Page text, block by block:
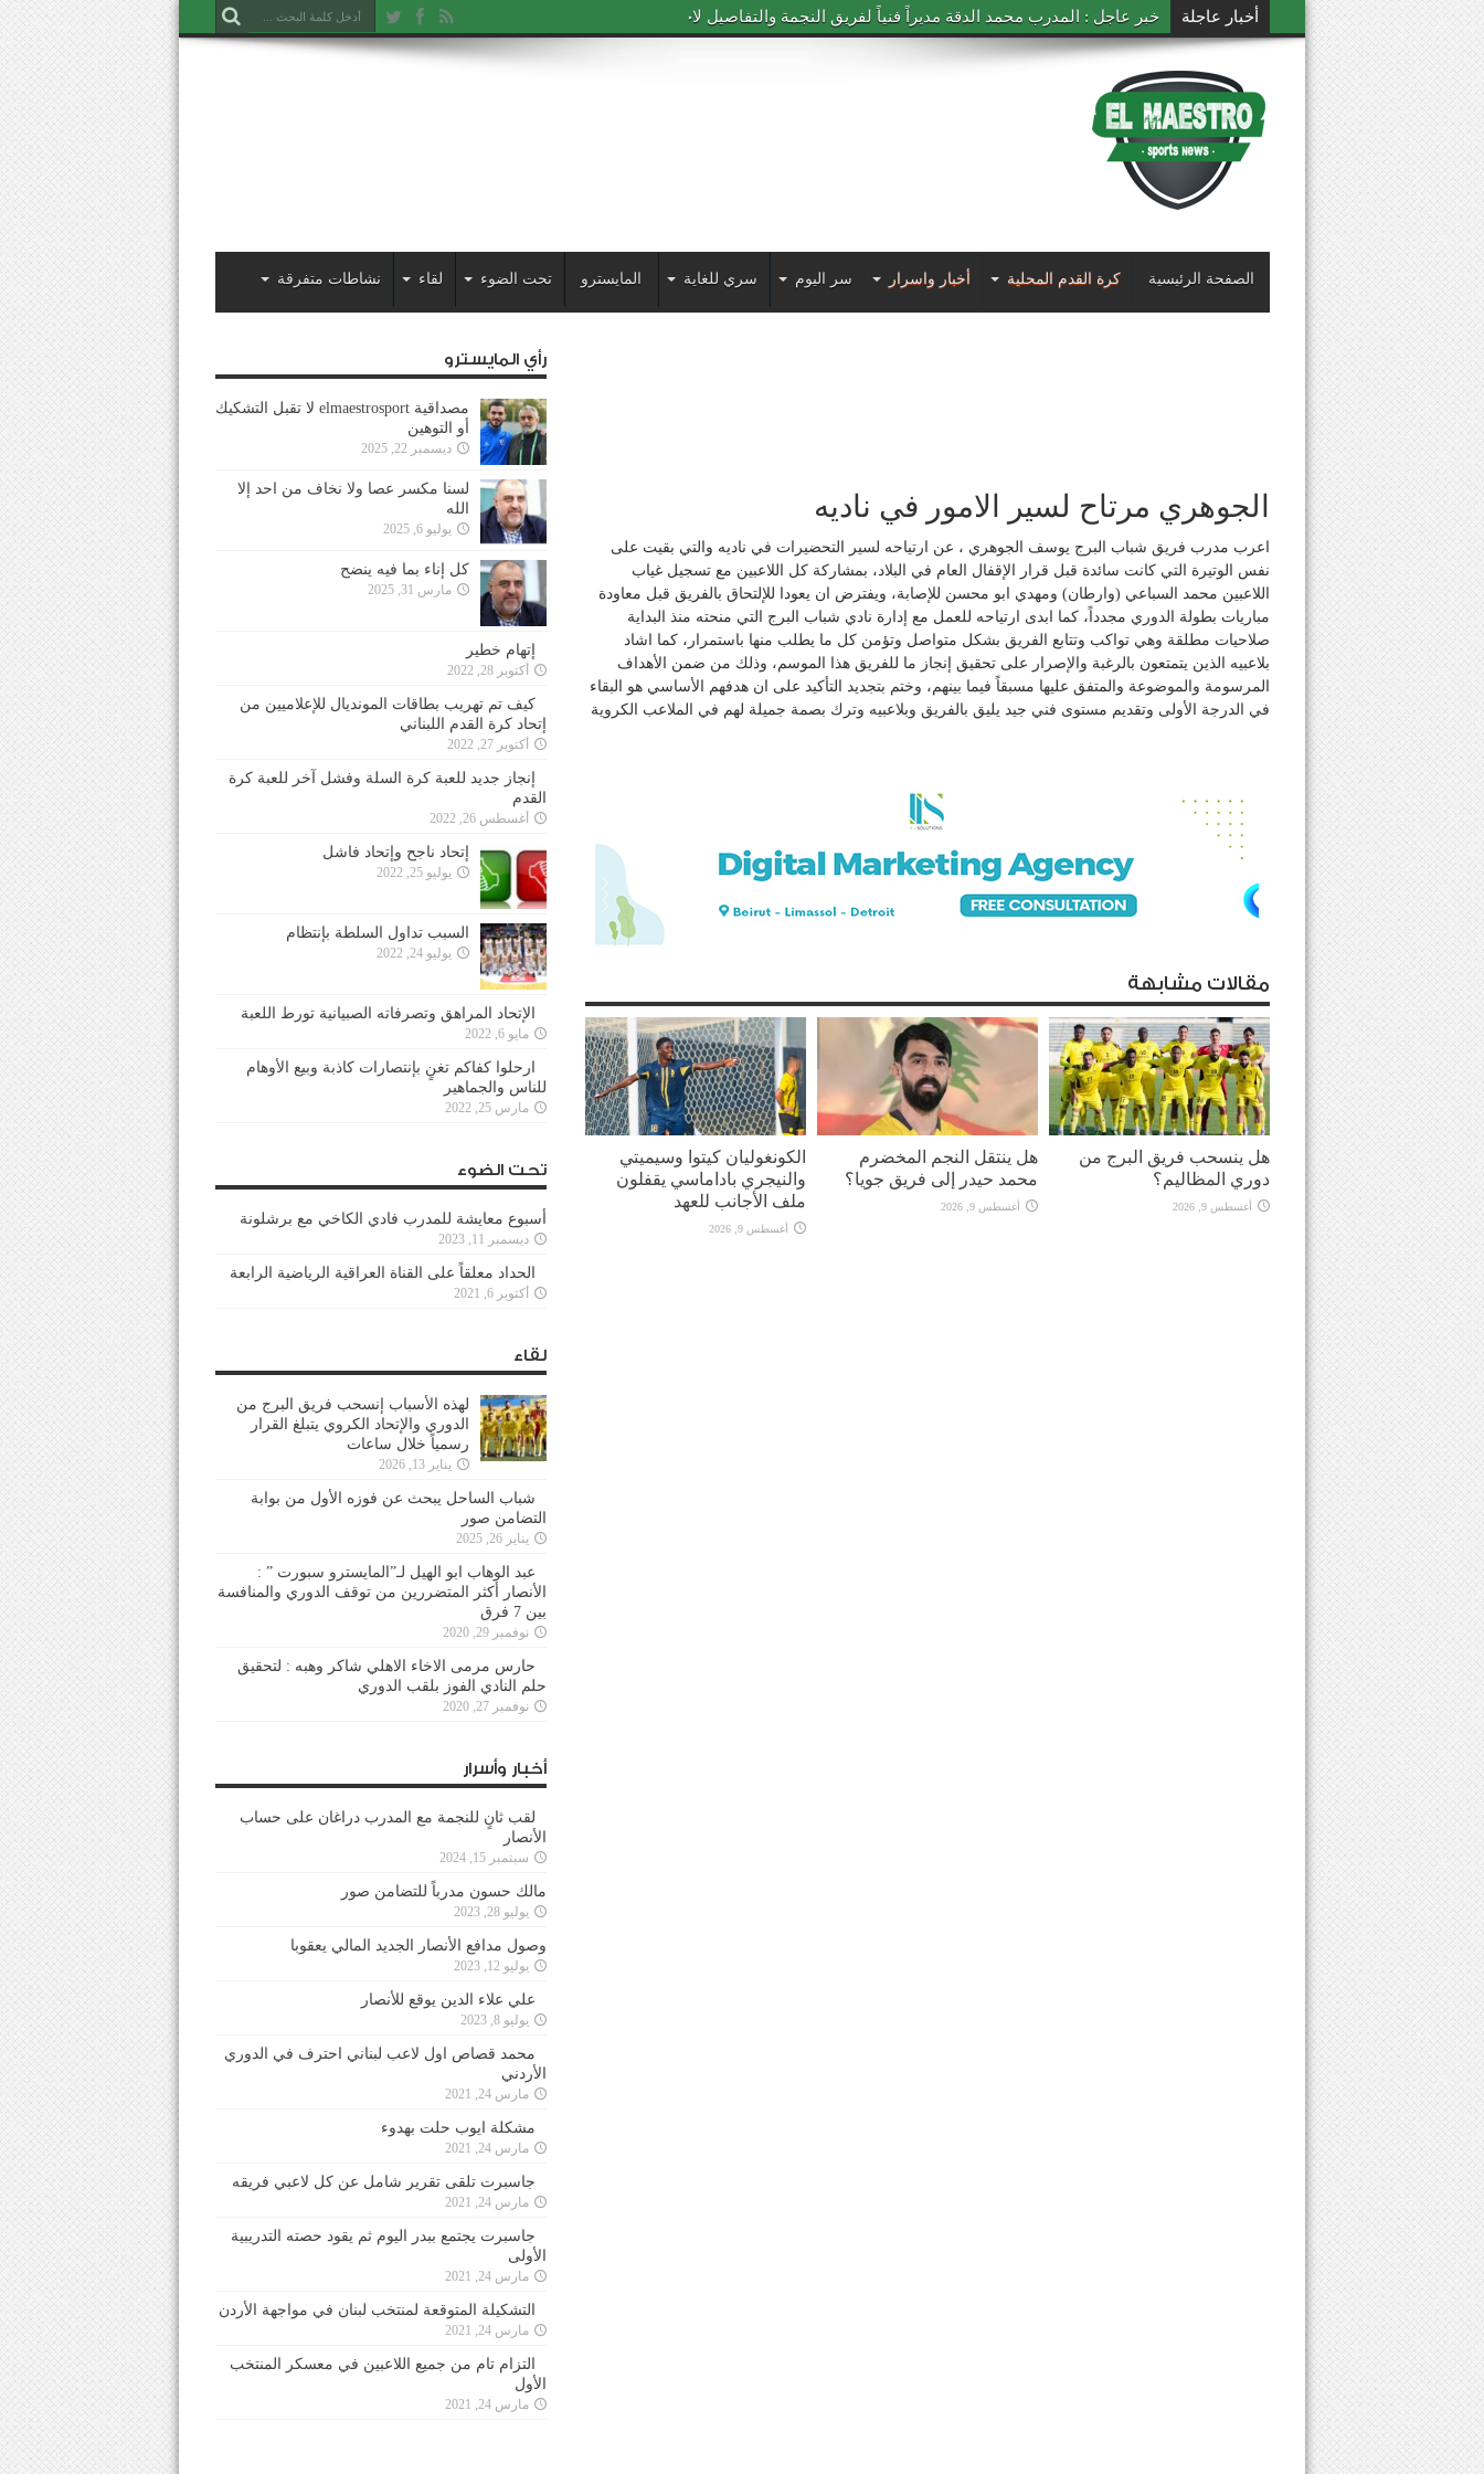
أخبار عاجلة خبر عاجل : المدرب محمد الدقة مديراً فنياً لفريق النجمة والتفاصيل لاحقاً
الصفحة الرئيسية كرة القدم المحلية أخبار واسرار سر اليوم سري للغاية المايسترو تحت الضوء لقاء نشاطات متفرقة
الجوهري مرتاح لسير الامور في ناديه
اعرب مدرب فريق شباب البرج يوسف الجوهري ، عن ارتياحه لسير التحضيرات في ناديه والتي بقيت على
نفس الوتيرة التي كانت سائدة قبل قرار الإقفال العام في البلاد، بمشاركة كل اللاعبين مع تسجيل غياب
اللاعبين محمد السباعي (وارطان) ومهدي ابو محسن للإصابة، ويفترض ان يعودا للإلتحاق بالفريق قبل معاودة
مباريات بطولة الدوري مجدداً، كما ابدى ارتياحه للعمل مع إدارة نادي شباب البرج التي منحته منذ البداية
صلاحيات مطلقة وهي تواكب وتتابع الفريق بشكل متواصل وتؤمن كل ما يطلب منها باستمرار، كما اشاد
بلاعبيه الذين يتمتعون بالرغبة والإصرار على تحقيق إنجاز ما للفريق هذا الموسم، وذلك من ضمن الأهداف
المرسومة والموضوعة والمتفق عليها مسبقاً فيما بينهم، وختم بتجديد التأكيد على ان هدفهم الأساسي هو البقاء
في الدرجة الأولى وتقديم مستوى فني جيد يليق بالفريق وبلاعبيه وترك بصمة جميلة لهم في الملاعب الكروية
مقالات مشابهة
هل ينسحب فريق البرج من
دوري المظاليم؟
أغسطس 9, 2026
هل ينتقل النجم المخضرم
محمد حيدر إلى فريق جويا؟
أغسطس 9, 2026
الكونغوليان كيتوا وسيميتي
والنيجري باداماسي يقفلون
ملف الأجانب للعهد
أغسطس 9, 2026
رأي المايسترو
مصداقية elmaestrosport لا تقبل التشكيك
أو التوهين
ديسمبر 22, 2025
لسنا مكسر عصا ولا نخاف من احد إلا
الله
يوليو 6, 2025
كل إناء بما فيه ينضح
مارس 31, 2025
إتهام خطير
أكتوبر 28, 2022
كيف تم تهريب بطاقات المونديال للإعلاميين من
إتحاد كرة القدم اللبناني
أكتوبر 27, 2022
إنجاز جديد للعبة كرة السلة وفشل آخر للعبة كرة
القدم
أغسطس 26, 2022
إتحاد ناجح وإتحاد فاشل
يوليو 25, 2022
السبب تداول السلطة بإنتظام
يوليو 24, 2022
الإتحاد المراهق وتصرفاته الصبيانية تورط اللعبة
مايو 6, 2022
ارحلوا كفاكم تغنٍ بإنتصارات كاذبة وبيع الأوهام
للناس والجماهير
مارس 25, 2022
تحت الضوء
أسبوع معايشة للمدرب فادي الكاخي مع برشلونة
ديسمبر 11, 2023
الحداد معلقاً على القناة العراقية الرياضية الرابعة
أكتوبر 6, 2021
لقاء
لهذه الأسباب إنسحب فريق البرج من
الدوري والإتحاد الكروي يتبلغ القرار
رسمياً خلال ساعات
يناير 13, 2026
شباب الساحل يبحث عن فوزه الأول من بوابة
التضامن صور
يناير 26, 2025
عبد الوهاب ابو الهيل لـ”المايسترو سبورت ” :
الأنصار أكثر المتضررين من توقف الدوري والمنافسة
بين 7 فرق
نوفمبر 29, 2020
حارس مرمى الاخاء الاهلي شاكر وهبه : لتحقيق
حلم النادي الفوز بلقب الدوري
نوفمبر 27, 2020
أخبار وأسرار
لقب ثانٍ للنجمة مع المدرب دراغان على حساب
الأنصار
سبتمبر 15, 2024
مالك حسون مدرباً للتضامن صور
يوليو 28, 2023
وصول مدافع الأنصار الجديد المالي يعقوبا
يوليو 12, 2023
علي علاء الدين يوقع للأنصار
يوليو 8, 2023
محمد قصاص اول لاعب لبناني احترف في الدوري
الأردني
مارس 24, 2021
مشكلة ايوب حلت بهدوء
مارس 24, 2021
جاسبرت تلقى تقرير شامل عن كل لاعبي فريقه
مارس 24, 2021
جاسبرت يجتمع ببدر اليوم ثم يقود حصته التدريبية
الأولى
مارس 24, 2021
التشكيلة المتوقعة لمنتخب لبنان في مواجهة الأردن
مارس 24, 2021
التزام تام من جميع اللاعبين في معسكر المنتخب
الأول
مارس 24, 2021